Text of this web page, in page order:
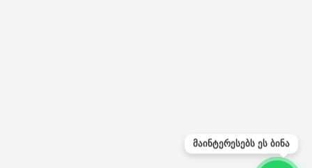
მაინტერესებს ეს ბინა